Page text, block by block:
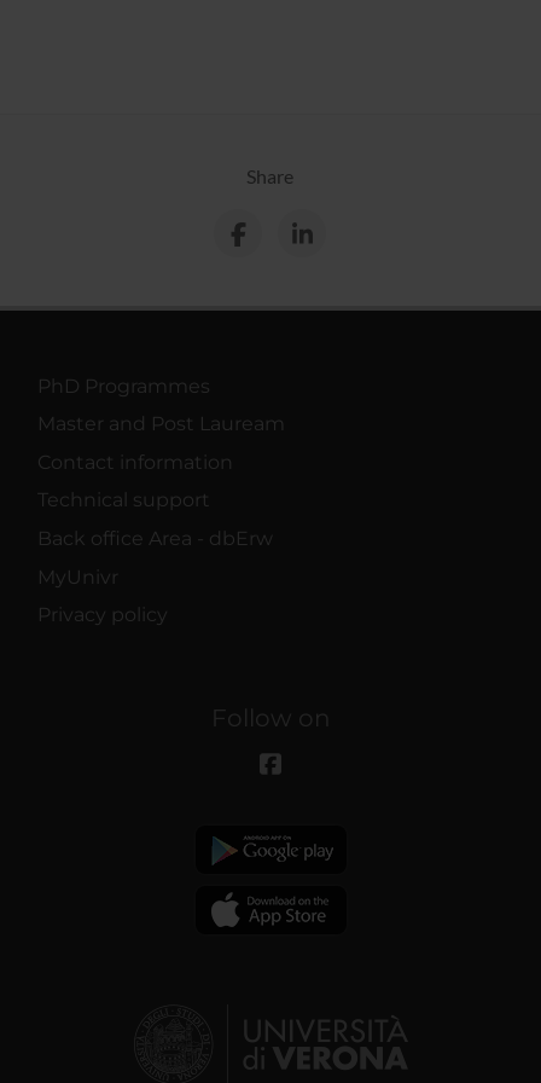
Share
PhD Programmes
Master and Post Lauream
Contact information
Technical support
Back office Area - dbErw
MyUnivr
Privacy policy
Follow on